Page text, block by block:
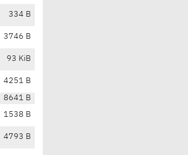
334 B
3746 B
93 KiB
4251 B
8641 B
1538 B
4793 B